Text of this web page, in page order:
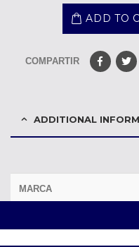
ADD TO
COMPARTIR
ADDITIONAL
MARCA